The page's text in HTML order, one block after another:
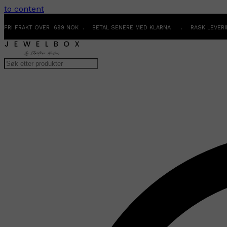
to content
FRI FRAKT OVER 699 NOK . BETAL SENERE MED KLARNA . RASK